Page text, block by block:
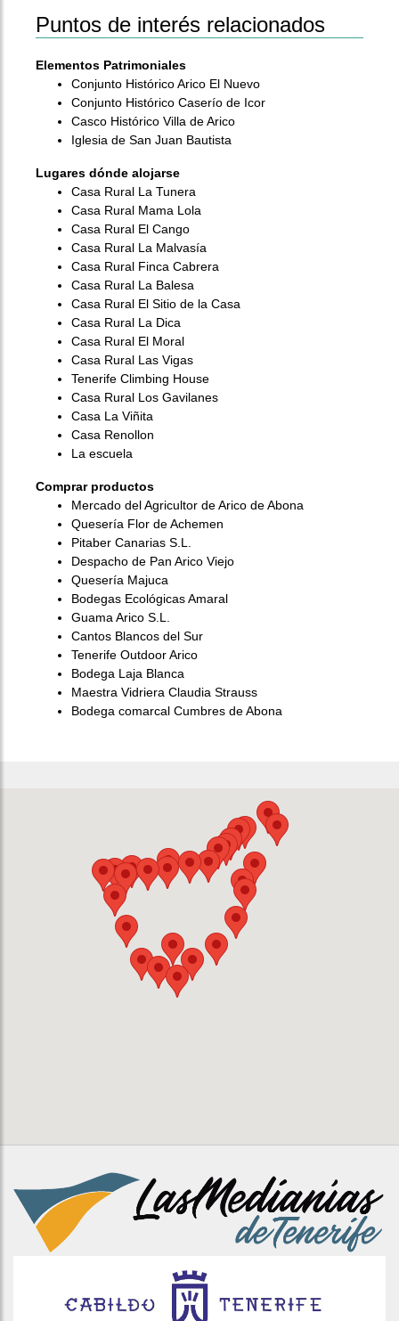
Puntos de interés relacionados
Elementos Patrimoniales
Conjunto Histórico Arico El Nuevo
Conjunto Histórico Caserío de Icor
Casco Histórico Villa de Arico
Iglesia de San Juan Bautista
Lugares dónde alojarse
Casa Rural La Tunera
Casa Rural Mama Lola
Casa Rural El Cango
Casa Rural La Malvasía
Casa Rural Finca Cabrera
Casa Rural La Balesa
Casa Rural El Sitio de la Casa
Casa Rural La Dica
Casa Rural El Moral
Casa Rural Las Vigas
Tenerife Climbing House
Casa Rural Los Gavilanes
Casa La Viñita
Casa Renollon
La escuela
Comprar productos
Mercado del Agricultor de Arico de Abona
Quesería Flor de Achemen
Pitaber Canarias S.L.
Despacho de Pan Arico Viejo
Quesería Majuca
Bodegas Ecológicas Amaral
Guama Arico S.L.
Cantos Blancos del Sur
Tenerife Outdoor Arico
Bodega Laja Blanca
Maestra Vidriera Claudia Strauss
Bodega comarcal Cumbres de Abona